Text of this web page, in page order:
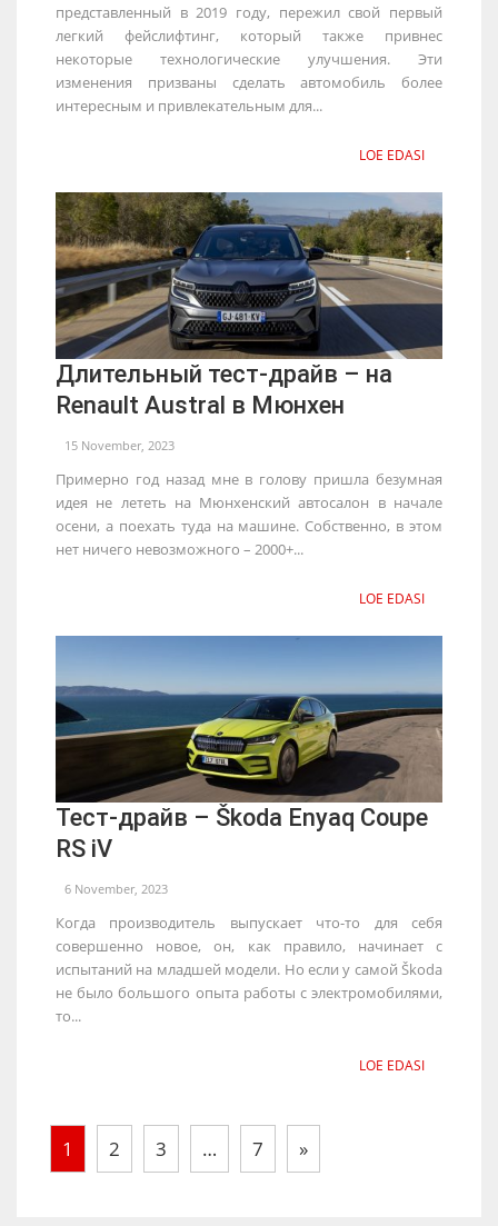
представленный в 2019 году, пережил свой первый
легкий фейслифтинг, который также привнес
некоторые технологические улучшения. Эти
изменения призваны сделать автомобиль более
интересным и привлекательным для...
LOE EDASI
Длительный тест-драйв – на
Renault Austral в Мюнхен
15 November, 2023
Примерно год назад мне в голову пришла безумная
идея не лететь на Мюнхенский автосалон в начале
осени, а поехать туда на машине. Собственно, в этом
нет ничего невозможного – 2000+...
LOE EDASI
Тест-драйв – Škoda Enyaq Coupe
RS iV
6 November, 2023
Когда производитель выпускает что-то для себя
совершенно новое, он, как правило, начинает с
испытаний на младшей модели. Но если у самой Škoda
не было большого опыта работы с электромобилями,
то...
LOE EDASI
1 2 3 … 7 »